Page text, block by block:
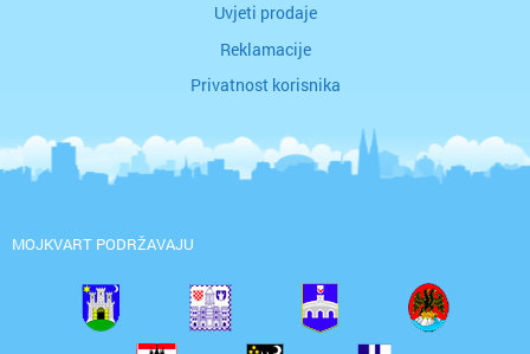
Uvjeti prodaje
Reklamacije
Privatnost korisnika
MOJKVART PODRŽAVAJU